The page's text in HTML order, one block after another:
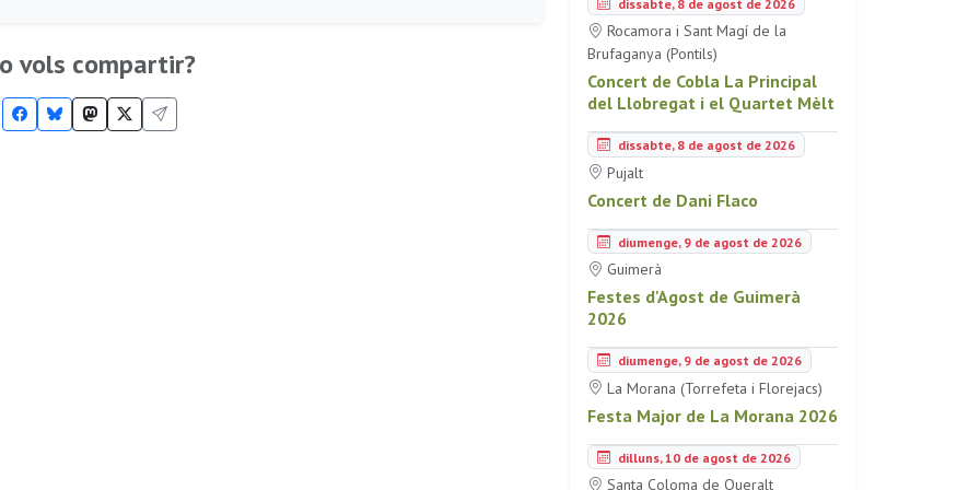
vols compartir?
Rocamora i Sant Magí de la
Brufaganya (Pontils)
Concert de Cobla La Principal
del Llobregat i el Quartet Mèlt
dissabte, 8 de agost de 2026
Pujalt
Concert de Dani Flaco
diumenge, 9 de agost de 2026
Guimerà
Festes d'Agost de Guimerà
2026
diumenge, 9 de agost de 2026
La Morana (Torrefeta i Florejacs)
Festa Major de La Morana 2026
dilluns, 10 de agost de 2026
Santa Coloma de Queralt